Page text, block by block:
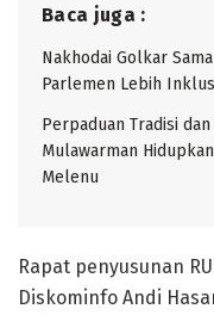
Baca juga :
Nakhodai Golkar
Parlemen Lebih
Perpaduan Tradisi
Mulawarman
Melenu
Rapat penyusunan
Diskominfo Andi